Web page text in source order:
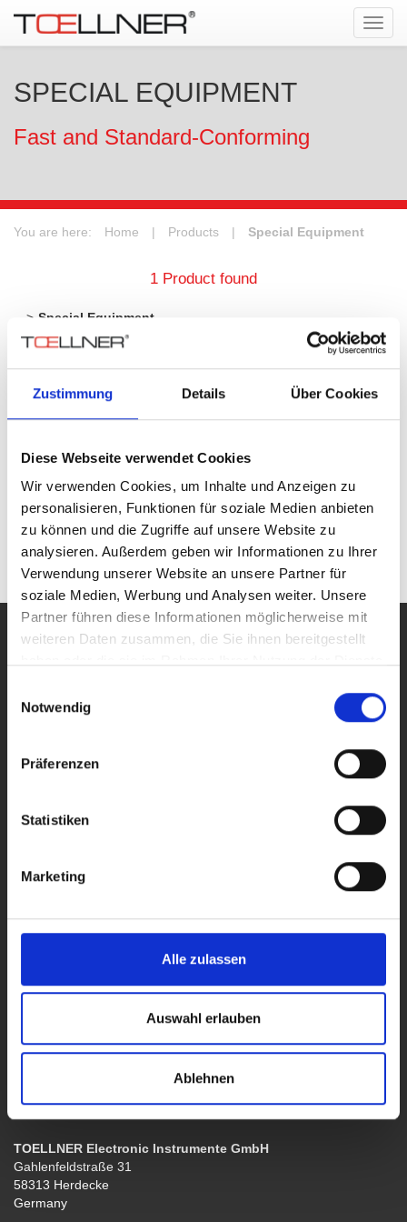
Zustimmung Details Über Cookies
Diese Webseite verwendet Cookies
Wir verwenden Cookies, um Inhalte und Anzeigen zu
personalisieren, Funktionen für soziale Medien anbieten
zu können und die Zugriffe auf unsere Website zu
analysieren. Außerdem geben wir Informationen zu Ihrer
Verwendung unserer Website an unsere Partner für
soziale Medien, Werbung und Analysen weiter. Unsere
Partner führen diese Informationen möglicherweise mit
weiteren Daten zusammen, die Sie ihnen bereitgestellt
Notwendig
Präferenzen
Statistiken
Marketing
Alle zulassen
Auswahl erlauben
Ablehnen
SPECIAL EQUIPMENT
Fast and Standard-Conforming
You are here: Home | Products | Special Equipment
1 Product found
Special Equipment
Switch
Power
TOE 9261
« < 1(aktuelle)
> »
PRODUCTS
All Products
Function and Arbitrary Generators
Software WaveControl
Distribution International
SERVICE & SUPPORT
Repair & Certification
Software & Driver
Catalogues & Data-Sheets
Search
COMPANY
References
TOELLNER Electronic Instrumente GmbH
Gahlenfeldstraße 31
58313 Herdecke
Germany